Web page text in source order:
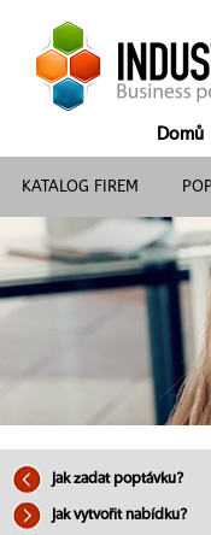
Domů
KATALOG FIREM
Jak zadat poptávku?
Jak vytvořit nabídku?